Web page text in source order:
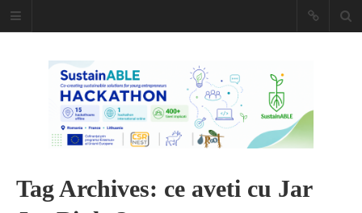
Caiet de
insemnari
DESCARCĂ!
Tag Archives: ce aveti cu Jar